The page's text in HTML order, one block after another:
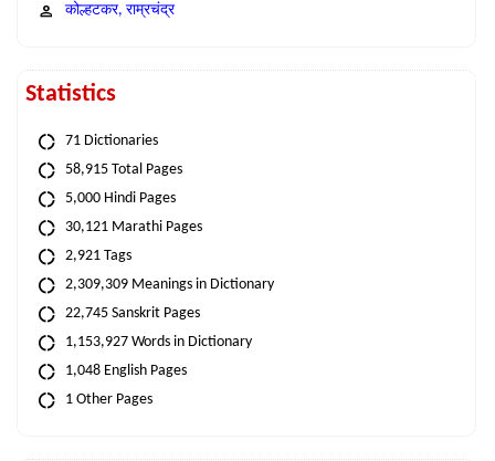
कोल्हटकर, राम्रचंद्र
Statistics
71 Dictionaries
58,915 Total Pages
5,000 Hindi Pages
30,121 Marathi Pages
2,921 Tags
2,309,309 Meanings in Dictionary
22,745 Sanskrit Pages
1,153,927 Words in Dictionary
1,048 English Pages
1 Other Pages